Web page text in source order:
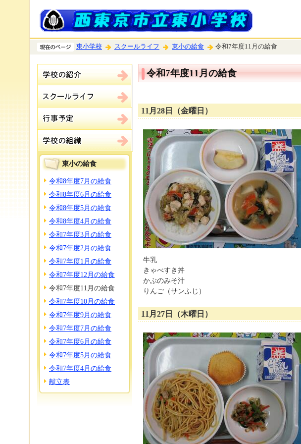
東小学校 スクールライフ 東小の給食 令和7年度11月の給食
東小の給食
令和8年度7月の給食
令和8年度6月の給食
令和8年度5月の給食
令和8年度4月の給食
令和7年度3月の給食
令和7年度2月の給食
令和7年度1月の給食
令和7年度12月の給食
令和7年度11月の給食
令和7年度10月の給食
令和7年度9月の給食
令和7年度7月の給食
令和7年度6月の給食
令和7年度5月の給食
令和7年度4月の給食
献立表
令和7年度11月の給食
11月28日（金曜日）
牛乳
きゃべすき丼
かぶのみそ汁
りんご（サンふじ）
11月27日（木曜日）